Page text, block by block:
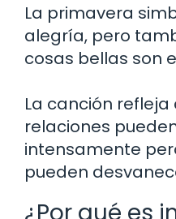
La primavera
alegría, pero
cosas bellas son
La canción refleja
relaciones
intensamente
pueden
¿Por qué es